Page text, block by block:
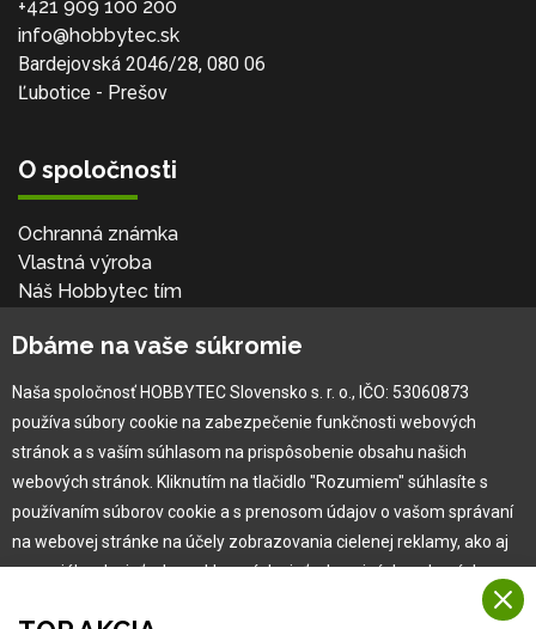
+421 909 100 200
info@hobbytec.sk
Bardejovská 2046/28, 080 06
Ľubotice - Prešov
O spoločnosti
Ochranná známka
Vlastná výroba
Náš Hobbytec tím
Naša história
Pre zákazníka
Garancia najlepšej ceny
Užívateľský manuál
Dbáme na vaše súkromie
Naša spoločnosť HOBBYTEC Slovensko s. r. o., IČO: 53060873
používa súbory cookie na zabezpečenie funkčnosti webových
stránok a s vaším súhlasom na prispôsobenie obsahu našich
webových stránok. Kliknutím na tlačidlo "Rozumiem" súhlasíte s
používaním súborov cookie a s prenosom údajov o vašom správaní
na webovej stránke na účely zobrazovania cielenej reklamy, ako aj
na sociálnych sieťach a reklamných sieťach na iných webových